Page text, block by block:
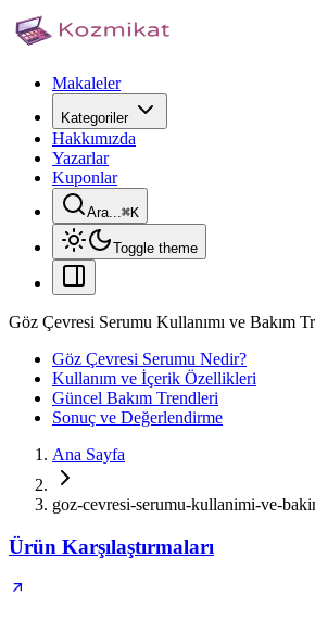
Makaleler
Kategoriler
Hakkımızda
Yazarlar
Kuponlar
Ara...⌘K
Toggle theme
Göz Çevresi Serumu Kullanımı ve Bakım
Göz Çevresi Serumu Nedir?
Kullanım ve İçerik Özellikleri
Güncel Bakım Trendleri
Sonuç ve Değerlendirme
Ana Sayfa
goz-cevresi-serumu-kullanimi-ve-
Ürün Karşılaştırmaları